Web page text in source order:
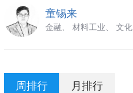
童锡来
金融、 材料工业、 文化
周排行 月排行